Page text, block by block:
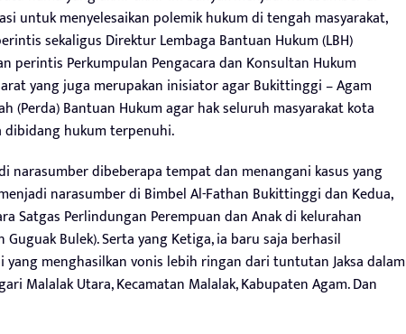
untuk menyelesaikan polemik hukum di tengah masyarakat,
sekaligus Direktur Lembaga Bantuan Hukum (LBH)
perintis Perkumpulan Pengacara dan Konsultan Hukum
yang juga merupakan inisiator agar Bukittinggi – Agam
(Perda) Bantuan Hukum agar hak seluruh masyarakat kota
dibidang hukum terpenuhi.
narasumber dibeberapa tempat dan menangani kasus yang
narasumber di Bimbel Al-Fathan Bukittinggi dan Kedua,
Satgas Perlindungan Perempuan dan Anak di kelurahan
Bulek). Serta yang Ketiga, ia baru saja berhasil
yang menghasilkan vonis lebih ringan dari tuntutan Jaksa dalam
Malalak Utara, Kecamatan Malalak, Kabupaten Agam. Dan